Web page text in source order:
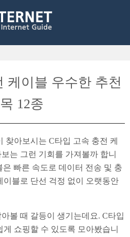
케이블 우수한 추천
12종
찾아보시는 C타입 고속 충전 케
는 그런 기회를 가져볼까 합니
빠른 속도로 데이터 전송 및 충
이블로 단선 걱정 없이 오랫동안
볼 때 갈등이 생기는데요. C타입
쇼핑할 수 있도록 모아봤습니